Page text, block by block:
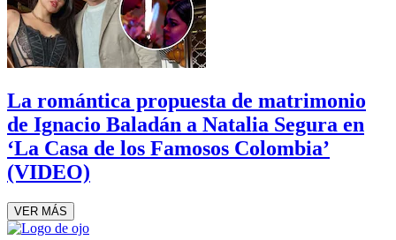
La romántica propuesta de matrimonio
de Ignacio Baladán a Natalia Segura en
‘La Casa de los Famosos Colombia’
(VIDEO)
VER MÁS